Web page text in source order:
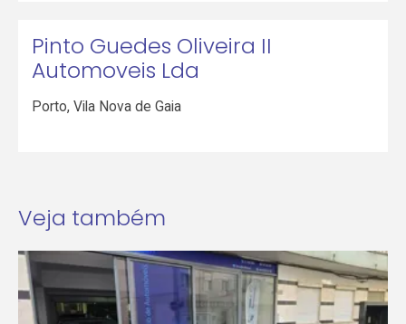
Pinto Guedes Oliveira II
Automoveis Lda
Porto,Vila Nova de Gaia
Veja também